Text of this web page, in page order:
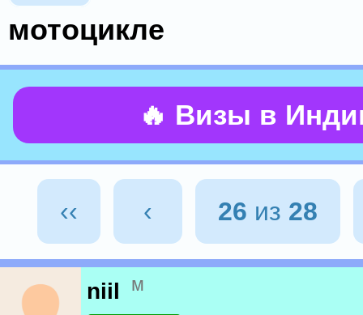
мотоцикле
🔥 Визы в
‹‹ ‹ 26 из 28
niil м